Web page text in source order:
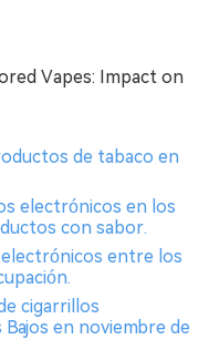
Vapes: Impact on
de tabaco en
electrónicos en los
con sabor.
entre los
cigarrillos
en noviembre de